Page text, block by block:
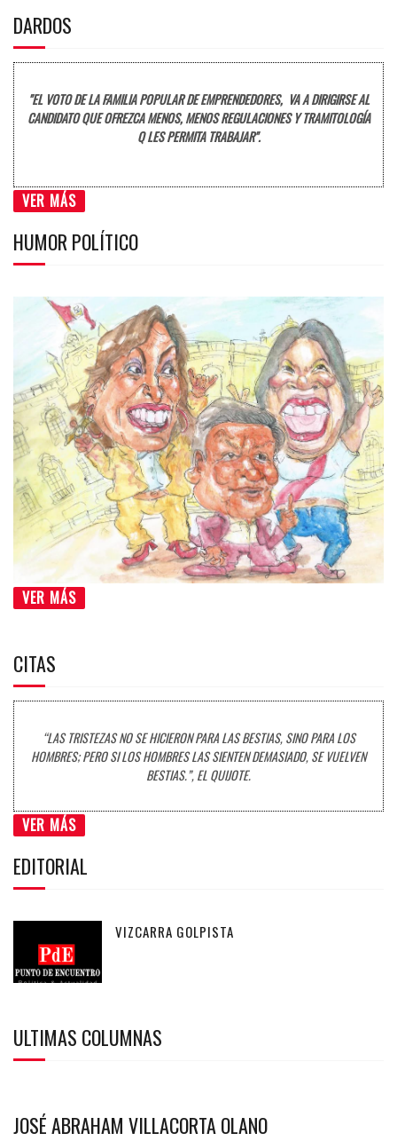
DARDOS
"EL VOTO DE LA FAMILIA POPULAR DE EMPRENDEDORES, VA A DIRIGIRSE AL
CANDIDATO QUE OFREZCA MENOS, MENOS REGULACIONES Y TRAMITOLOGÍA
Q LES PERMITA TRABAJAR".
VER MÁS
HUMOR POLÍTICO
VER MÁS
CITAS
“LAS TRISTEZAS NO SE HICIERON PARA LAS BESTIAS, SINO PARA LOS
HOMBRES; PERO SI LOS HOMBRES LAS SIENTEN DEMASIADO, SE VUELVEN
BESTIAS.”, EL QUIJOTE.
VER MÁS
EDITORIAL
VIZCARRA GOLPISTA
ULTIMAS COLUMNAS
JOSÉ ABRAHAM VILLACORTA OLANO